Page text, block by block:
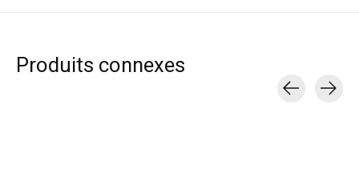
Produits connexes